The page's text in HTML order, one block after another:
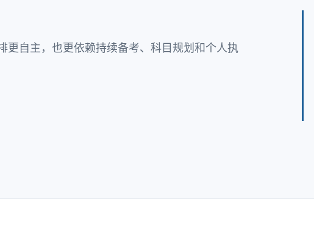
更自主，也更依赖持续备考、科目规划和个人执